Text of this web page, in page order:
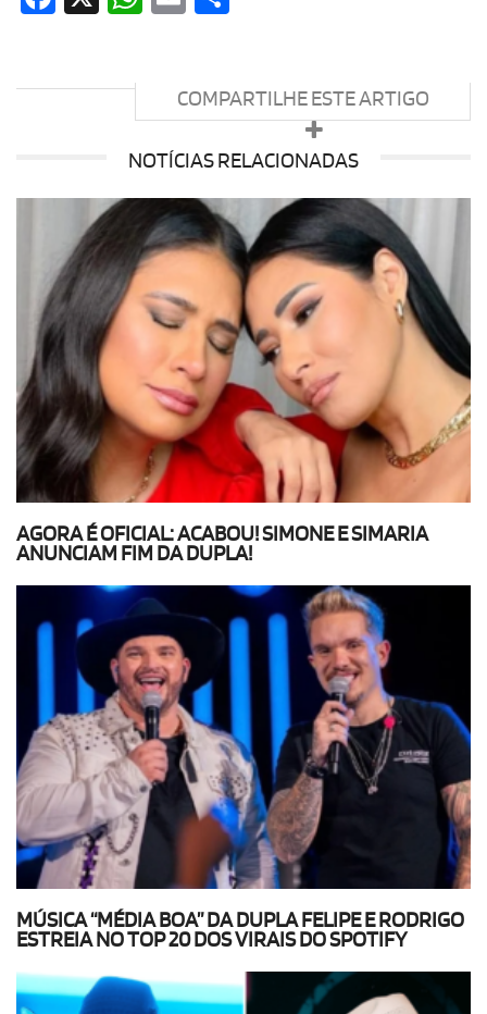
COMPARTILHE ESTE ARTIGO
NOTÍCIAS RELACIONADAS
AGORA É OFICIAL: ACABOU! SIMONE E SIMARIA
ANUNCIAM FIM DA DUPLA!
MÚSICA “MÉDIA BOA” DA DUPLA FELIPE E RODRIGO
ESTREIA NO TOP 20 DOS VIRAIS DO SPOTIFY